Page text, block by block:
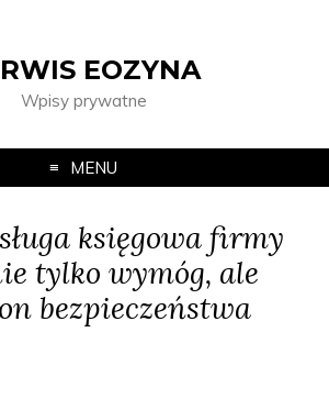
EOZYNA
Wpisy prywatne
MENU
księgowa firmy
tylko wymóg, ale
bezpieczeństwa